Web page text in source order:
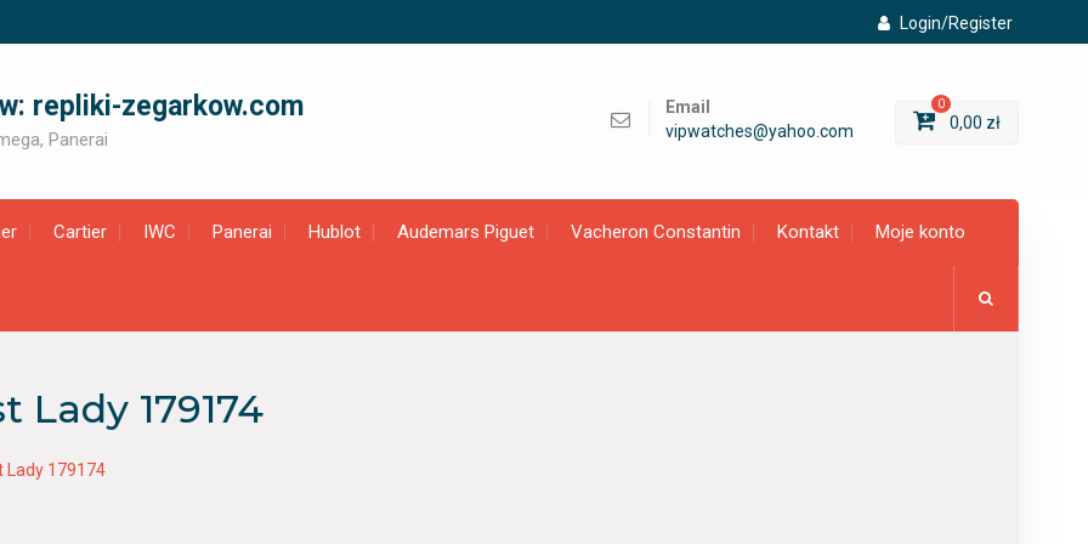
Login/Register
repliki-zegarkow.com
Panerai
Email
vipwatches@yahoo.com
0
0,00 zł
Cartier IWC Panerai Hublot Audemars Piguet Vacheron Constantin Kontakt Moje konto
Lady 179174
Lady 179174